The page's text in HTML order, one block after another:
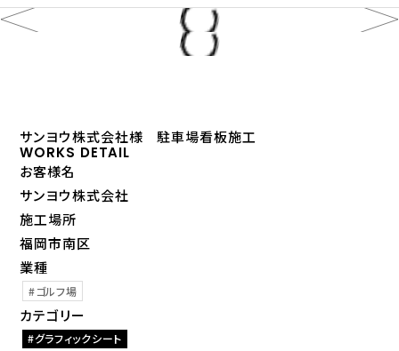
サンヨウ株式会社様 駐車場看板施工
WORKS DETAIL
お客様名
サンヨウ株式会社
施工場所
福岡市南区
業種
ゴルフ場
カテゴリー
グラフィックシート